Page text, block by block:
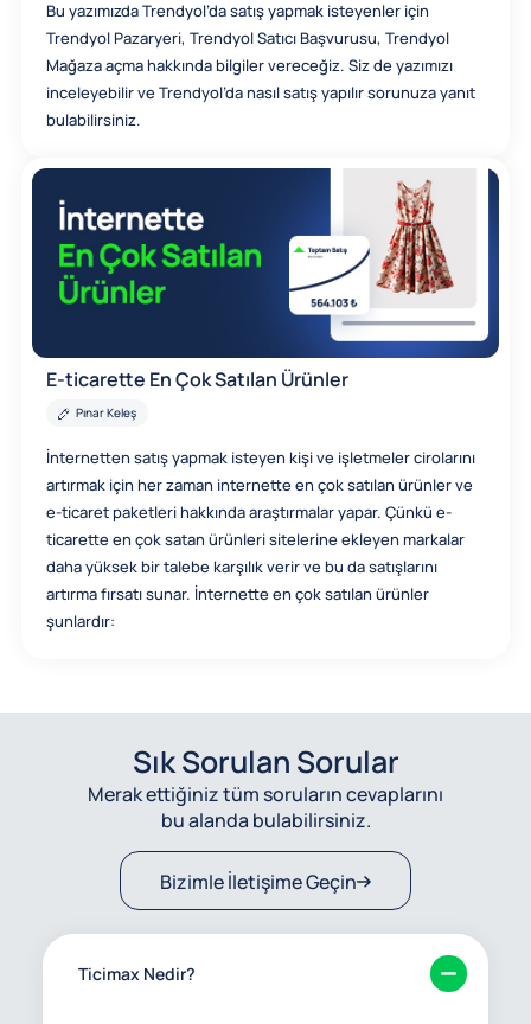
Bu yazımızda Trendyol’da satış yapmak isteyenler için
Trendyol Pazaryeri, Trendyol Satıcı Başvurusu, Trendyol
Mağaza açma hakkında bilgiler vereceğiz. Siz de yazımızı
inceleyebilir ve Trendyol’da nasıl satış yapılır sorunuza yanıt
bulabilirsiniz.
E-ticarette En Çok Satılan Ürünler
Pınar Keleş
İnternetten satış yapmak isteyen kişi ve işletmeler cirolarını
artırmak için her zaman internette en çok satılan ürünler ve
e-ticaret paketleri hakkında araştırmalar yapar. Çünkü e-
ticarette en çok satan ürünleri sitelerine ekleyen markalar
daha yüksek bir talebe karşılık verir ve bu da satışlarını
artırma fırsatı sunar. İnternette en çok satılan ürünler
şunlardır:
Sık Sorulan Sorular
Merak ettiğiniz tüm soruların cevaplarını
bu alanda bulabilirsiniz.
Bizimle İletişime Geçin
Ticimax Nedir?